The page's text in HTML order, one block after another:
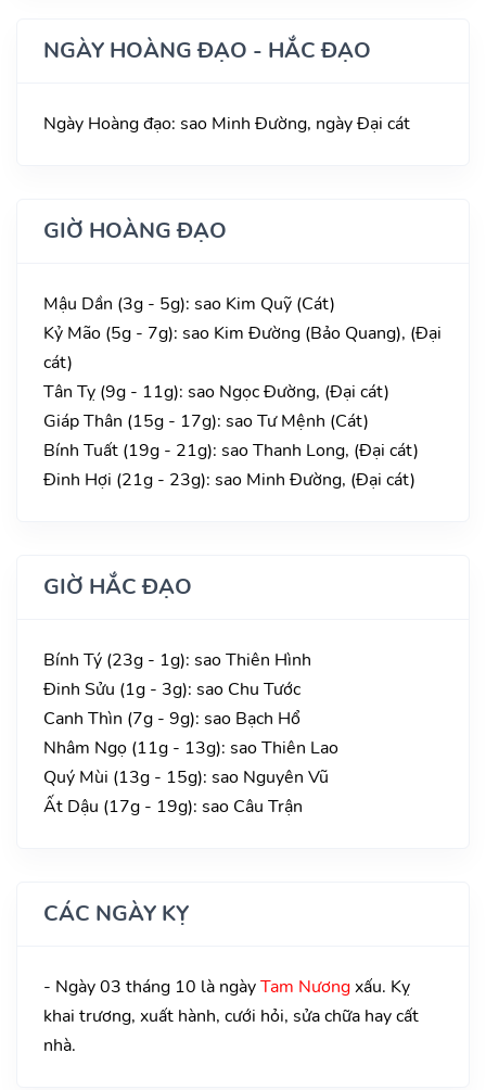
NGÀY HOÀNG ĐẠO - HẮC ĐẠO
Ngày Hoàng đạo: sao Minh Đường, ngày Đại cát
GIỜ HOÀNG ĐẠO
Mậu Dần (3g - 5g): sao Kim Quỹ (Cát)
Kỷ Mão (5g - 7g): sao Kim Đường (Bảo Quang), (Đại
cát)
Tân Tỵ (9g - 11g): sao Ngọc Đường, (Đại cát)
Giáp Thân (15g - 17g): sao Tư Mệnh (Cát)
Bính Tuất (19g - 21g): sao Thanh Long, (Đại cát)
Đinh Hợi (21g - 23g): sao Minh Đường, (Đại cát)
GIỜ HẮC ĐẠO
Bính Tý (23g - 1g): sao Thiên Hình
Đinh Sửu (1g - 3g): sao Chu Tước
Canh Thìn (7g - 9g): sao Bạch Hổ
Nhâm Ngọ (11g - 13g): sao Thiên Lao
Quý Mùi (13g - 15g): sao Nguyên Vũ
Ất Dậu (17g - 19g): sao Câu Trận
CÁC NGÀY KỴ
- Ngày 03 tháng 10 là ngàyTam Nươngxấu. Kỵ
khai trương, xuất hành, cưới hỏi, sửa chữa hay cất
nhà.